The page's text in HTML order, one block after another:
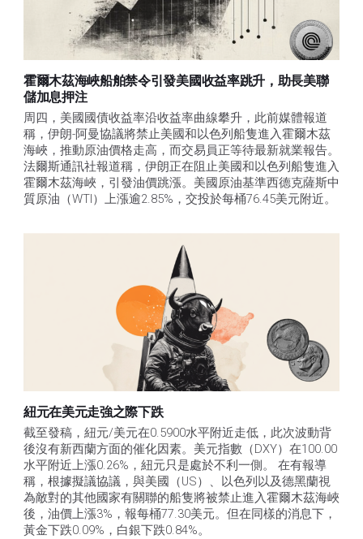
霍爾木茲海峽船舶禁令引發美國收益率跳升，助長美聯
儲加息押注
周四，美國國債收益率沿收益率曲線攀升，此前媒體報道
稱，伊朗-阿曼協議將禁止美國和以色列船隻進入霍爾木茲
海峽，推動原油價格走高，而交易員正等待最新就業報告。
法爾斯通訊社報道稱，伊朗正在阻止美國和以色列船隻進入
霍爾木茲海峽，引發油價跳漲。美國原油基準西德克薩斯中
質原油（WTI）上漲逾2.85%，交投於每桶76.45美元附近。
紐元在美元走強之際下跌
截至發稿，紐元/美元在0.5900水平附近走低，此次波動背
後沒有新西蘭方面的催化因素。美元指數（DXY）在100.00
水平附近上漲0.26%，紐元只是處於不利一側。 在有報導
稱，根據擬議協議，與美國（US）、以色列以及德黑蘭視
為敵對的其他國家有關聯的船隻將被禁止進入霍爾木茲海峽
後，油價上漲3%，報每桶77.30美元。但在同樣的消息下，
黃金下跌0.09%，白銀下跌0.84%。